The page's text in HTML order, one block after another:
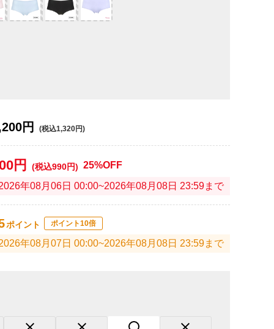
円 (税込1,320円)
円 (税込990円) 25%OFF
年08月06日 00:00~2026年08月08日 23:59まで
ポイント ポイント10倍
年08月07日 00:00~2026年08月08日 23:59まで